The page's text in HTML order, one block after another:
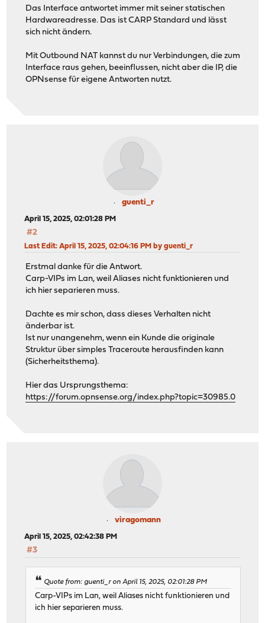
Das Interface antwortet immer mit seiner statischen
Hardwareadresse. Das ist CARP Standard und lässt
sich nicht ändern.
Mit Outbound NAT kannst du nur Verbindungen, die zum
Interface raus gehen, beeinflussen, nicht aber die IP, die
OPNsense für eigene Antworten nutzt.
guenti_r
April 15, 2025, 02:01:28 PM
#2
Last Edit: April 15, 2025, 02:04:16 PM by guenti_r
Erstmal danke für die Antwort.
Carp-VIPs im Lan, weil Aliases nicht funktionieren und
ich hier separieren muss.
Dachte es mir schon, dass dieses Verhalten nicht
änderbar ist.
Ist nur unangenehm, wenn ein Kunde die originale
Struktur über simples Traceroute herausfinden kann
(Sicherheitsthema).
Hier das Ursprungsthema:
https://forum.opnsense.org/index.php?topic=30985.0
viragomann
April 15, 2025, 02:42:38 PM
#3
Quote from: guenti_r on April 15, 2025, 02:01:28 PM
Carp-VIPs im Lan, weil Aliases nicht funktionieren und
ich hier separieren muss.